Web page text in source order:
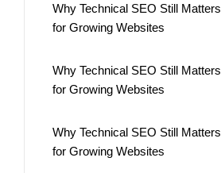
Why Technical SEO Still Matters
for Growing Websites
Why Technical SEO Still Matters
for Growing Websites
Why Technical SEO Still Matters
for Growing Websites